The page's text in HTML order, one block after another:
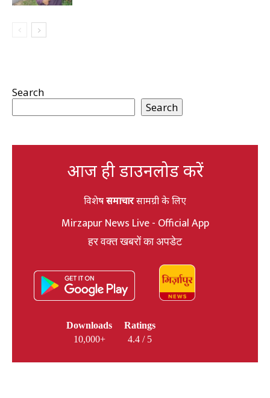
Search
Search
आज ही डाउनलोड करें
विशेषसमाचारसामग्री के लिए
Mirzapur News Live - Official App
हर वक्त खबरों का अपडेट
Downloads
10,000+
Ratings
4.4 / 5